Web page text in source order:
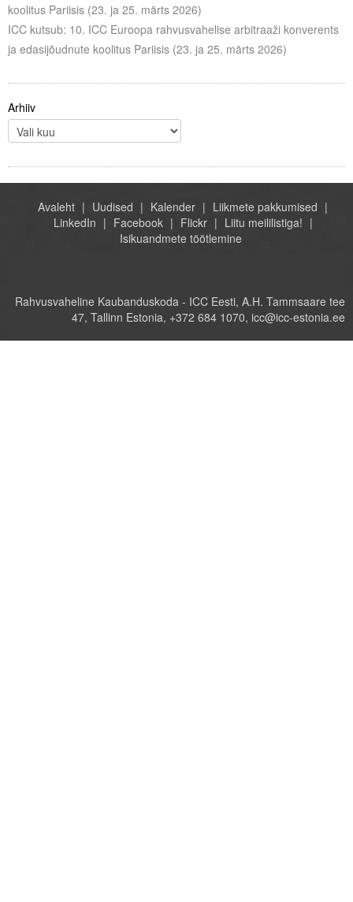
koolitus Pariisis (23. ja 25. märts 2026)
ICC kutsub: 10. ICC Euroopa rahvusvahelise arbitraaži konverents
ja edasijõudnute koolitus Pariisis (23. ja 25. märts 2026)
Arhiiv
Avaleht Uudised Kalender
Liikmete pakkumised
LinkedIn
Facebook Flickr
Liitu meililistiga!
Isikuandmete töötlemine
Rahvusvaheline Kaubanduskoda - ICC Eesti, A.H. Tammsaare tee
47, Tallinn Estonia, +372 684 1070, icc@icc-estonia.ee